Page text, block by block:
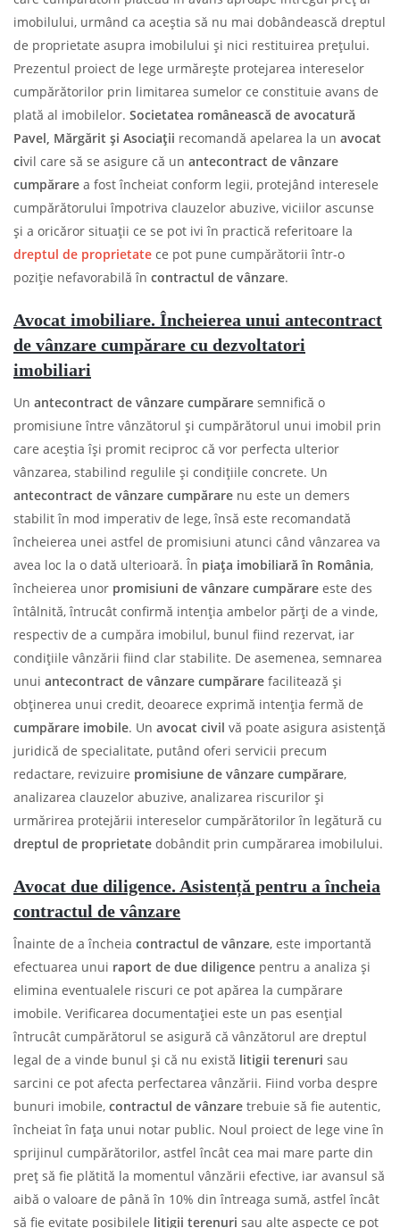
imobilului, urmând ca aceștia să nu mai dobândească dreptul
de proprietate asupra imobilului și nici restituirea prețului.
Prezentul proiect de lege urmărește protejarea intereselor
cumpărătorilor prin limitarea sumelor ce constituie avans de
plată al imobilelor. Societatea românească de avocatură
Pavel, Mărgărit și Asociații recomandă apelarea la un avocat
civil care să se asigure că un antecontract de vânzare
cumpărare a fost încheiat conform legii, protejând interesele
cumpărătorului împotriva clauzelor abuzive, viciilor ascunse
și a oricăror situații ce se pot ivi în practică referitoare la
dreptul de proprietate ce pot pune cumpărătorii într-o
poziție nefavorabilă în contractul de vânzare.
Avocat imobiliare. Încheierea unui antecontract
de vânzare cumpărare cu dezvoltatori
imobiliari
Un antecontract de vânzare cumpărare semnifică o
promisiune între vânzătorul și cumpărătorul unui imobil prin
care aceștia își promit reciproc că vor perfecta ulterior
vânzarea, stabilind regulile și condițiile concrete. Un
antecontract de vânzare cumpărare nu este un demers
stabilit în mod imperativ de lege, însă este recomandată
încheierea unei astfel de promisiuni atunci când vânzarea va
avea loc la o dată ulterioară. În piața imobiliară în România,
încheierea unor promisiuni de vânzare cumpărare este des
întâlnită, întrucât confirmă intenția ambelor părți de a vinde,
respectiv de a cumpăra imobilul, bunul fiind rezervat, iar
condițiile vânzării fiind clar stabilite. De asemenea, semnarea
unui antecontract de vânzare cumpărare facilitează și
obținerea unui credit, deoarece exprimă intenția fermă de
cumpărare imobile. Un avocat civil vă poate asigura asistență
juridică de specialitate, putând oferi servicii precum
redactare, revizuire promisiune de vânzare cumpărare,
analizarea clauzelor abuzive, analizarea riscurilor și
urmărirea protejării intereselor cumpărătorilor în legătură cu
dreptul de proprietate dobândit prin cumpărarea imobilului.
Avocat due diligence. Asistență pentru a încheia
contractul de vânzare
Înainte de a încheia contractul de vânzare, este importantă
efectuarea unui raport de due diligence pentru a analiza și
elimina eventualele riscuri ce pot apărea la cumpărare
imobile. Verificarea documentației este un pas esențial
întrucât cumpărătorul se asigură că vânzătorul are dreptul
legal de a vinde bunul și că nu există litigii terenuri sau
sarcini ce pot afecta perfectarea vânzării. Fiind vorba despre
bunuri imobile, contractul de vânzare trebuie să fie autentic,
încheiat în fața unui notar public. Noul proiect de lege vine în
sprijinul cumpărătorilor, astfel încât cea mai mare parte din
preț să fie plătită la momentul vânzării efective, iar avansul să
aibă o valoare de până în 10% din întreaga sumă, astfel încât
să fie evitate posibilele litigii terenuri sau alte aspecte ce pot